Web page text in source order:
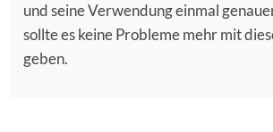
und seine Verwendung einmal
sollte es keine Probleme mehr mit
geben.